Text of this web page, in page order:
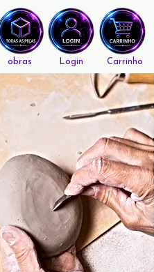
obras Login Carrinho